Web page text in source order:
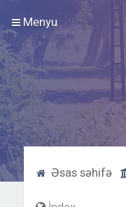
Menyu
Əsas səhifə